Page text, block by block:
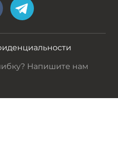
Напишите нам